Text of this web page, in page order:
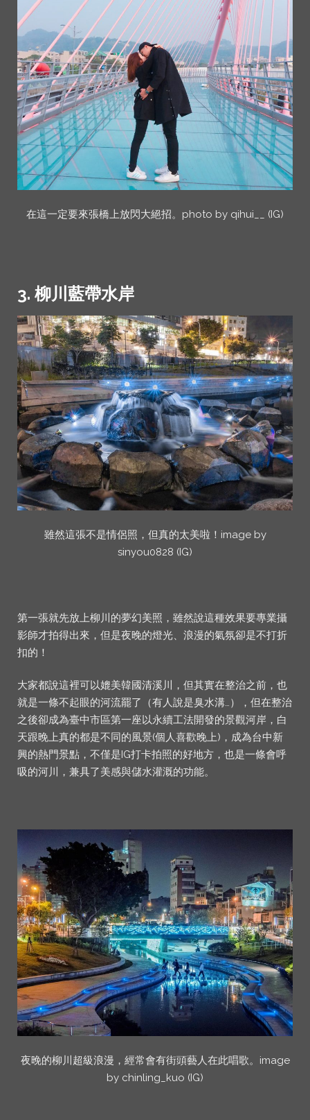
在這一定要來張橋上放閃大絕招。photo by qihui__ (IG)
3. 柳川藍帶水岸
雖然這張不是情侶照，但真的太美啦！image by
sinyou0828 (IG)
第一張就先放上柳川的夢幻美照，雖然說這種效果要專業攝
影師才拍得出來，但是夜晚的燈光、浪漫的氣氛卻是不打折
扣的！
大家都說這裡可以媲美韓國清溪川，但其實在整治之前，也
就是一條不起眼的河流罷了（有人說是臭水溝…），但在整治
之後卻成為臺中市區第一座以永續工法開發的景觀河岸，白
天跟晚上真的都是不同的風景(個人喜歡晚上)，成為台中新
興的熱門景點，不僅是IG打卡拍照的好地方，也是一條會呼
吸的河川，兼具了美感與儲水灌溉的功能。
夜晚的柳川超級浪漫，經常會有街頭藝人在此唱歌。image
by chinling_kuo (IG)